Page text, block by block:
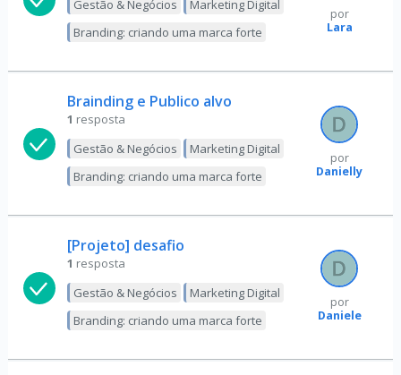
Gestão & Negócios
Marketing Digital
Branding: criando uma marca forte
por
Lara
Brainding e Publico alvo
1 resposta
Gestão & Negócios
Marketing Digital
Branding: criando uma marca forte
por
Danielly
[Projeto] desafio
1 resposta
Gestão & Negócios
Marketing Digital
Branding: criando uma marca forte
por
Daniele